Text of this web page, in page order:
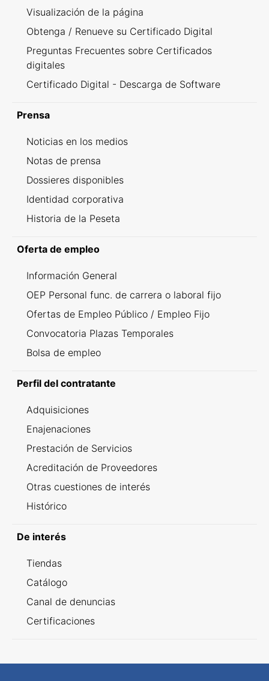
Visualización de la página
Obtenga / Renueve su Certificado Digital
Preguntas Frecuentes sobre Certificados
digitales
Certificado Digital - Descarga de Software
Prensa
Noticias en los medios
Notas de prensa
Dossieres disponibles
Identidad corporativa
Historia de la Peseta
Oferta de empleo
Información General
OEP Personal func. de carrera o laboral fijo
Ofertas de Empleo Público / Empleo Fijo
Convocatoria Plazas Temporales
Bolsa de empleo
Perfil del contratante
Adquisiciones
Enajenaciones
Prestación de Servicios
Acreditación de Proveedores
Otras cuestiones de interés
Histórico
De interés
Tiendas
Catálogo
Canal de denuncias
Certificaciones